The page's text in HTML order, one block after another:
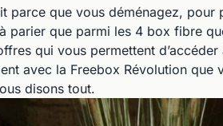
parce que vous déménagez,
que parmi les 4 box fibre
qui vous permettent
avec la Freebox Révolution
disons tout.